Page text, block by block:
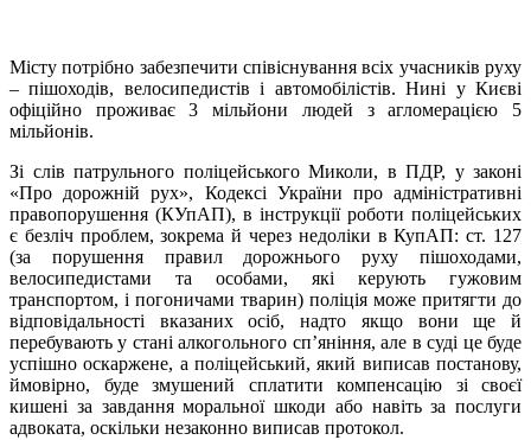
Місту потрібно забезпечити співіснування всіх учасників руху
– пішоходів, велосипедистів і автомобілістів. Нині у Києві
офіційно проживає 3 мільйони людей з агломерацією 5
мільйонів.
Зі слів патрульного поліцейського Миколи, в ПДР, у законі
«Про дорожній рух», Кодексі України про адміністративні
правопорушення (КУпАП), в інструкції роботи поліцейських
є безліч проблем, зокрема й через недоліки в КупАП: ст. 127
(за порушення правил дорожнього руху пішоходами,
велосипедистами та особами, які керують гужовим
транспортом, і погоничами тварин) поліція може притягти до
відповідальності вказаних осіб, надто якщо вони ще й
перебувають у стані алкогольного сп’яніння, але в суді це буде
успішно оскаржене, а поліцейський, який виписав постанову,
ймовірно, буде змушений сплатити компенсацію зі своєї
кишені за завдання моральної шкоди або навіть за послуги
адвоката, оскільки незаконно виписав протокол.